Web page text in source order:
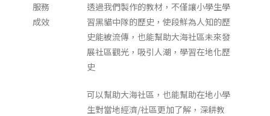
服務
成效
透過我們製作的教材，不僅讓小學生學
習黑貓中隊的歷史，使段鮮為人知的歷
史能被流傳，也能幫助大海社區未來發
展社區觀光，吸引人潮，學習在地化歷
史
可以幫助大海社區，也能幫助在地小學
生對當地經濟/社區更加了解，深耕教